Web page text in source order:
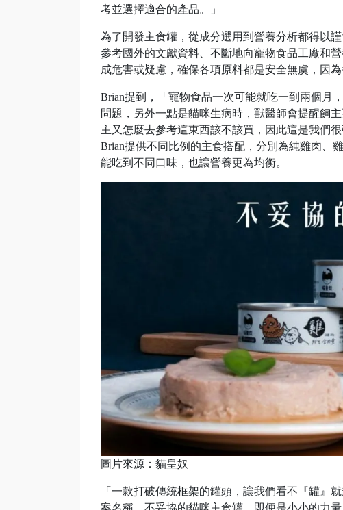
考並選擇適合的產品。」
為了開發主食罐，從成分選用到營養分析都得以
參考國外的文獻資料、不斷地向寵物食品工廠和
成危害或疑慮，確保各項原料都是安全無虞，因
Brian提到，「寵物食品一次可能就吃一到兩個月
問題，另外一點是貓咪生病時，獸醫師會提醒飼
主又怎麼去參考這東西該不該買，因此這是我們
Brian提供不同比例的主食搭配，分別為純雞肉、
能吃到不同口味，也讓營養更為均衡。
圖片來源：貓皇奴
「一款打破傳統框架的罐頭，讓我們看不『罐』
案名稱，不妥協的貓咪主食罐，即便是小小的力